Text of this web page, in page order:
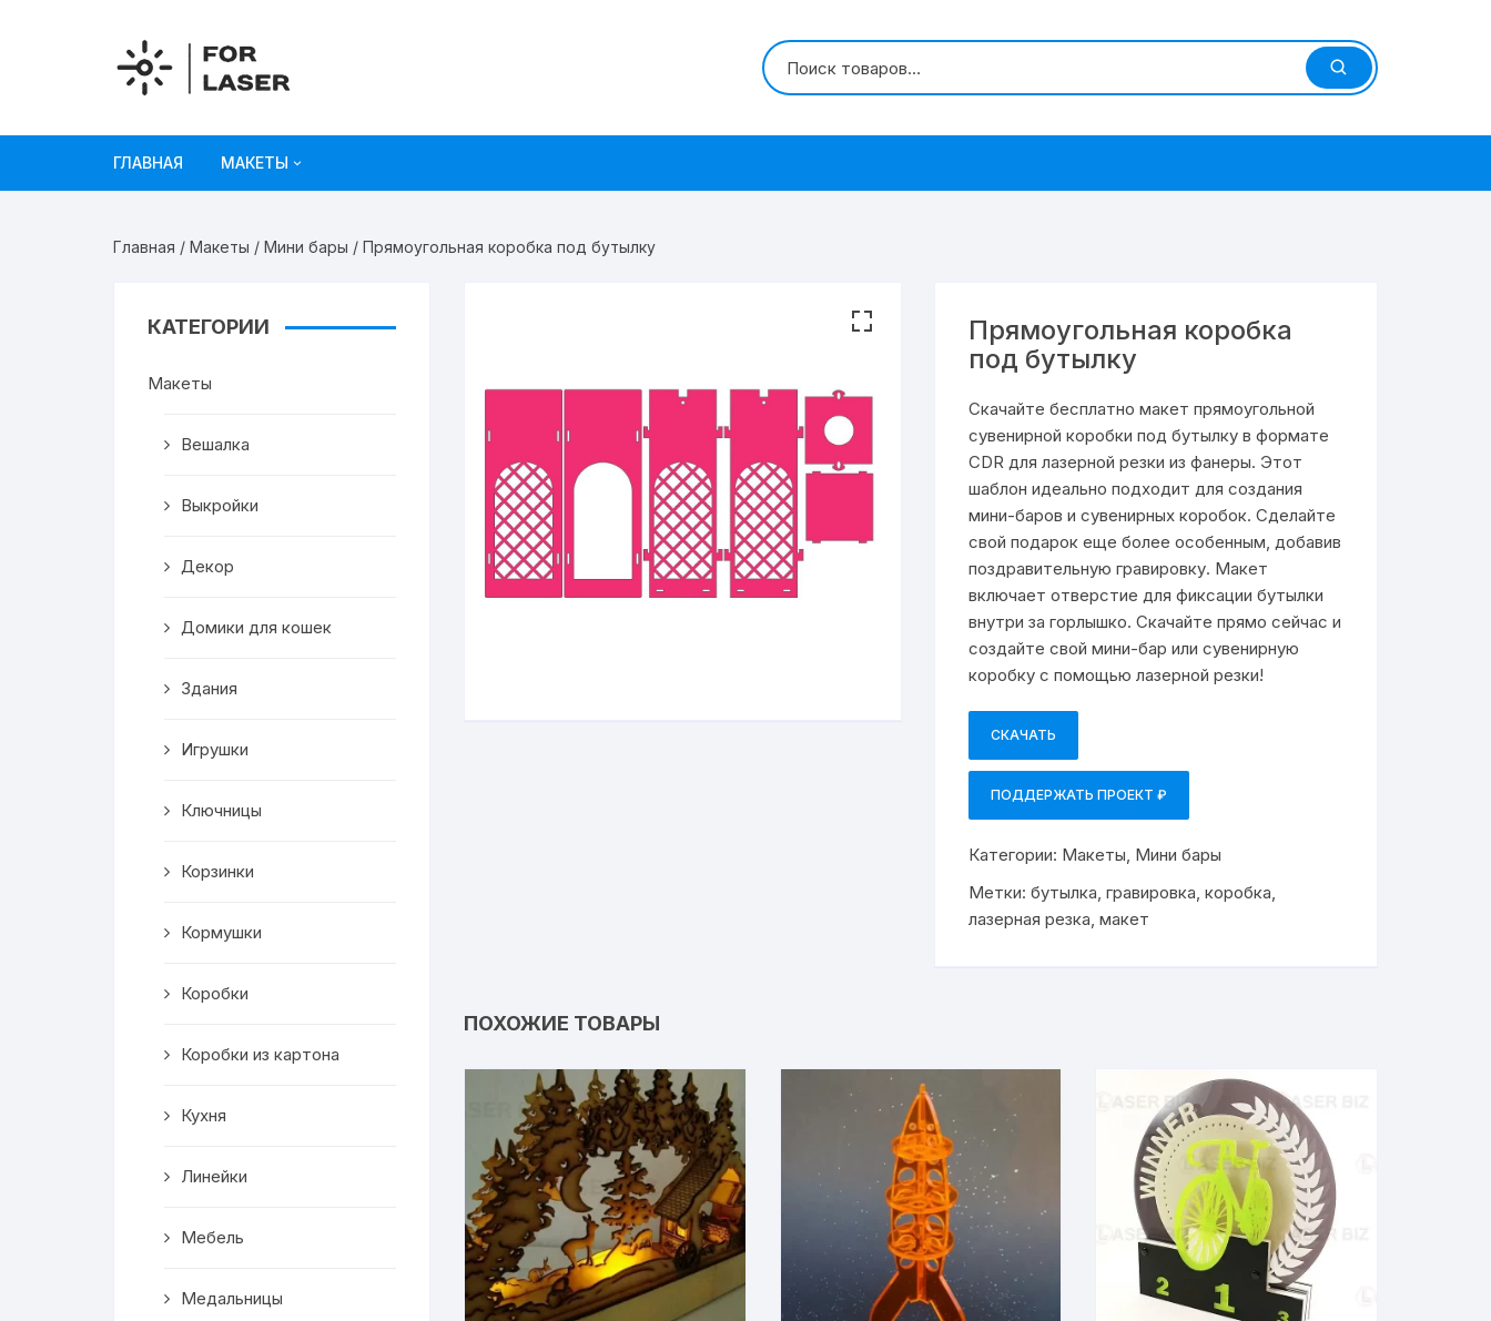
ГЛАВНАЯ МАКЕТЫ
Игрушки
Рамки для фото
Светильники
Подставки
Мини бары
Транспорт
Главная / Макеты / Мини бары / Прямоугольная коробка под бутылку
Прямоугольная коробка
под бутылку
Скачайте бесплатно макет прямоугольной
сувенирной коробки под бутылку в формате
CDR для лазерной резки из фанеры. Этот
шаблон идеально подходит для создания
мини-баров и сувенирных коробок. Сделайте
свой подарок еще более особенным, добавив
поздравительную гравировку. Макет
включает отверстие для фиксации бутылки
внутри за горлышко. Скачайте прямо сейчас и
создайте свой мини-бар или сувенирную
коробку с помощью лазерной резки!
СКАЧАТЬ
ПОДДЕРЖАТЬ ПРОЕКТ ₽
Категории: Макеты, Мини бары
Метки:бутылка,гравировка,коробка,
лазерная резка,макет
ПОХОЖИЕ ТОВАРЫ
КАТЕГОРИИ
Макеты
Вешалка
Выкройки
Декор
Домики для кошек
Здания
Игрушки
Ключницы
Корзинки
Кормушки
Коробки
Коробки из картона
Кухня
Линейки
Мебель
Медальницы